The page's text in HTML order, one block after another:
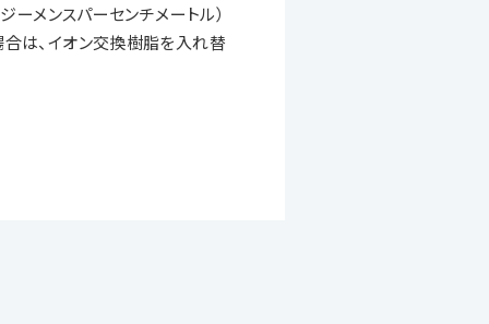
ーメンスパーセンチメートル）
は、イオン交換樹脂を入れ替